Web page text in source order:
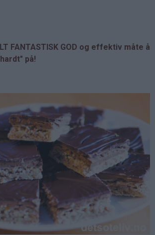
FANTASTISK GOD og effektiv måte å
på!